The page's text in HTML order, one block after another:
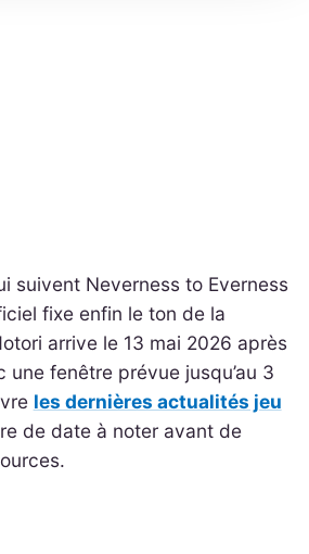
suivent Neverness to Everness
fixe enfin le ton de la
arrive le 13 mai 2026 après
une fenêtre prévue jusqu’au 3
les dernières actualités jeu
de date à noter avant de